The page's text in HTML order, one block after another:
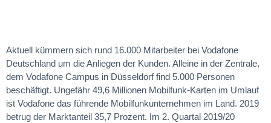
Aktuell kümmern sich rund 16.000 Mitarbeiter bei Vodafone
Deutschland um die Anliegen der Kunden. Alleine in der Zentrale,
dem Vodafone Campus in Düsseldorf find 5.000 Personen
beschäftigt. Ungefähr 49,6 Millionen Mobilfunk-Karten im Umlauf
ist Vodafone das führende Mobilfunkunternehmen im Land. 2019
betrug der Marktanteil 35,7 Prozent. Im 2. Quartal 2019/20